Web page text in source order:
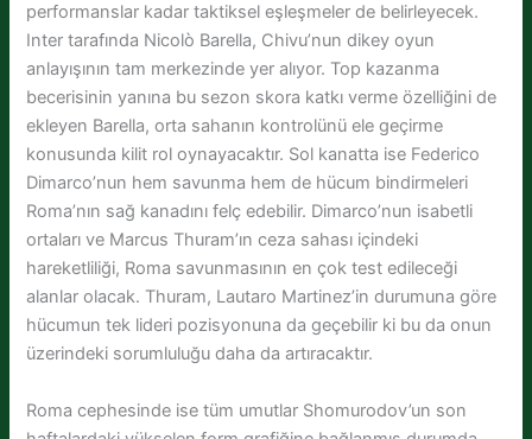
performanslar kadar taktiksel eşleşmeler de belirleyecek.
Inter tarafında Nicolò Barella, Chivu’nun dikey oyun
anlayışının tam merkezinde yer alıyor. Top kazanma
becerisinin yanına bu sezon skora katkı verme özelliğini de
ekleyen Barella, orta sahanın kontrolünü ele geçirme
konusunda kilit rol oynayacaktır. Sol kanatta ise Federico
Dimarco’nun hem savunma hem de hücum bindirmeleri
Roma’nın sağ kanadını felç edebilir. Dimarco’nun isabetli
ortaları ve Marcus Thuram’ın ceza sahası içindeki
hareketliliği, Roma savunmasının en çok test edileceği
alanlar olacak. Thuram, Lautaro Martinez’in durumuna göre
hücumun tek lideri pozisyonuna da geçebilir ki bu da onun
üzerindeki sorumluluğu daha da artıracaktır.
Roma cephesinde ise tüm umutlar Shomurodov’un son